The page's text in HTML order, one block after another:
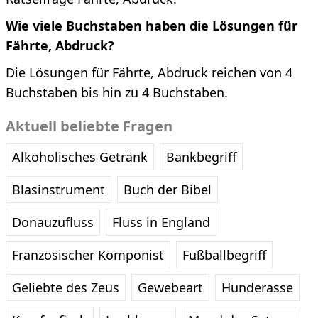
Wie viele Buchstaben haben die Lösungen für
Fährte, Abdruck?
Die Lösungen für Fährte, Abdruck reichen von 4
Buchstaben bis hin zu 4 Buchstaben.
Aktuell beliebte Fragen
Alkoholisches Getränk
Bankbegriff
Blasinstrument
Buch der Bibel
Donauzufluss
Fluss in England
Französischer Komponist
Fußballbegriff
Geliebte des Zeus
Gewebeart
Hunderasse